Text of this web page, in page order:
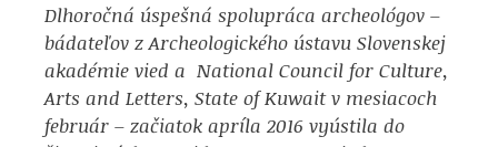
Dlhoročná úspešná spolupráca archeológov –
bádateľov z Archeologického ústavu Slovenskej
akadémie vied a National Council for Culture,
Arts and Letters, State of Kuwait v mesiacoch
február – začiatok apríla 2016 vyústila do